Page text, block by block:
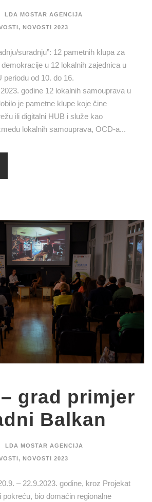
LDA MOSTAR AGENCIJA
, NOVOSTI 2023
suradnju”: 12 pametnih klupa za
u 12 lokalnih zajednica u
periodu od 10. do 16.
godine 12 lokalnih samouprava u
je pametne klupe koje čine
ili digitalni HUB i služe kao
lokalnih samouprava, OCD-a...
grad primjer
Balkan
LDA MOSTAR AGENCIJA
, NOVOSTI 2023
– 22.9.2023. godine, kroz Projekat
bio domaćin regionalne